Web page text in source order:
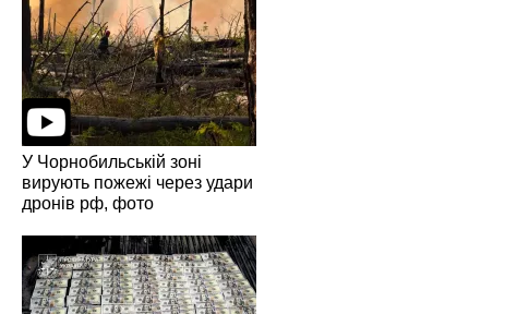
У Чорнобильській зоні
вирують пожежі через удари
дронів рф, фото